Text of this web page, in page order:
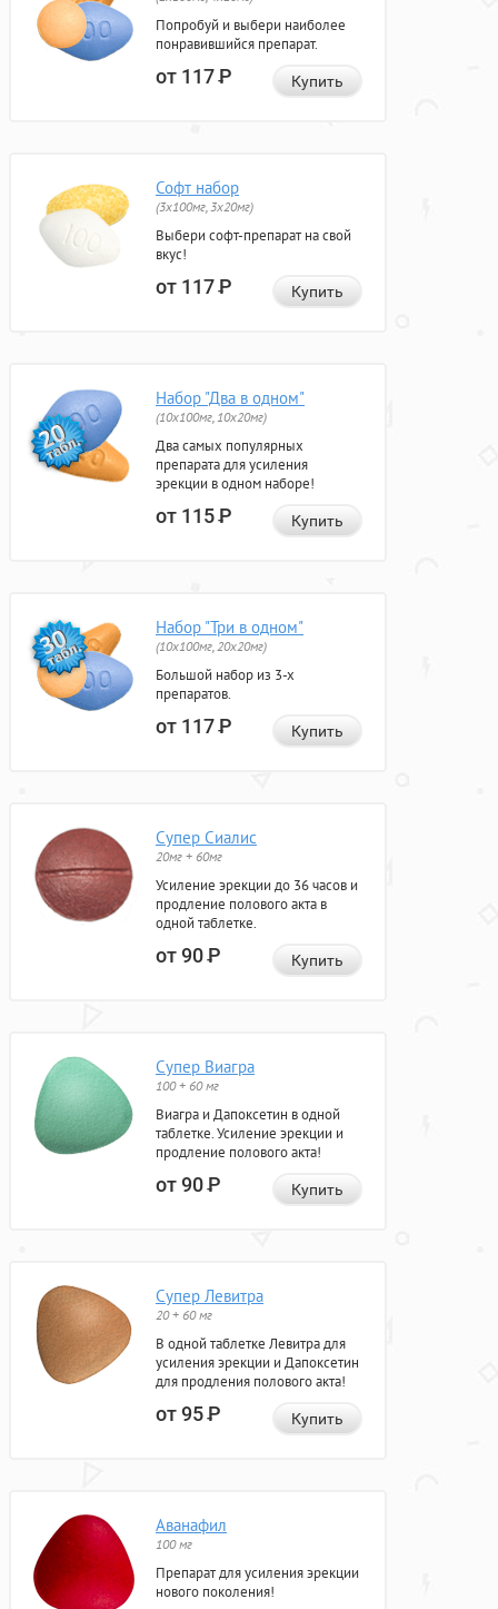
Попробуй и выбери наиболее
понравившийся препарат.
от 117Р Купить
Софт набор
(3x100мг, 3x20мг)
Выбери софт-препарат на свой
вкус!
от 117Р Купить
Набор "Два в одном"
(10x100мг, 10x20мг)
Два самых популярных
препарата для усиления
эрекции в одном наборе!
от 115Р Купить
Набор "Три в одном"
(10x100мг, 20x20мг)
Большой набор из 3-х
препаратов.
от 117Р Купить
Супер Сиалис
20мг + 60мг
Усиление эрекции до 36 часов и
продление полового акта в
одной таблетке.
от 90Р Купить
Супер Виагра
100 + 60 мг
Виагра и Дапоксетин в одной
таблетке. Усиление эрекции и
продление полового акта!
от 90Р Купить
Супер Левитра
20 + 60 мг
В одной таблетке Левитра для
усиления эрекции и Дапоксетин
для продления полового акта!
от 95Р Купить
Аванафил
100 мг
Препарат для усиления эрекции
нового поколения!